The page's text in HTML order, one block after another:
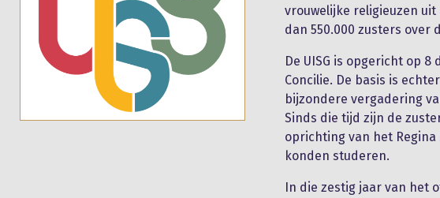
vrouwelijke religieuzen
dan 550.000 zusters over
De UISG is opgericht op 8
Concilie. De basis is
bijzondere vergadering
Sinds die tijd zijn de
oprichting van het
konden studeren.
In die zestig jaar van het